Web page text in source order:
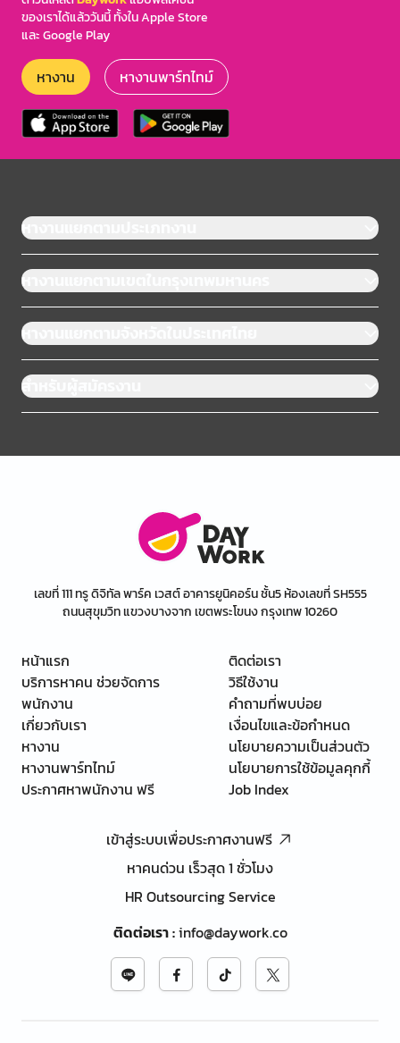
ของเราได้แล้ววันนี้ ทั้งใน Apple Store
และ Google Play
หางาน หางานพาร์ทไทม์
หางานแยกตามประเภทงาน
หางานแยกตามเขตในกรุงเทพมหานคร
หางานแยกตามจังหวัดในประเทศไทย
สำหรับผู้สมัครงาน
เลขที่ 111 ทรู ดิจิทัล พาร์ค เวสต์ อาคารยูนิคอร์น ชั้น5 ห้องเลขที่ SH555
ถนนสุขุมวิท แขวงบางจาก เขตพระโขนง กรุงเทพ 10260
หน้าแรก
บริการหาคน ช่วยจัดการ
พนักงาน
เกี่ยวกับเรา
หางาน
หางานพาร์ทไทม์
ประกาศหาพนักงาน ฟรี
ติดต่อเรา
วิธีใช้งาน
คำถามที่พบบ่อย
เงื่อนไขและข้อกำหนด
นโยบายความเป็นส่วนตัว
นโยบายการใช้ข้อมูลคุกกี้
Job Index
เข้าสู่ระบบเพื่อประกาศงานฟรี
หาคนด่วน เร็วสุด 1 ชั่วโมง
HR Outsourcing Service
ติดต่อเรา:info@daywork.co